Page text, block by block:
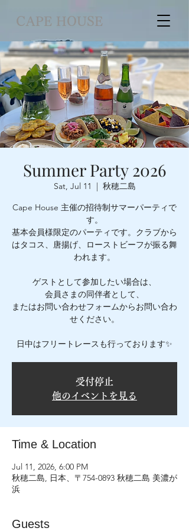
CAPE HOUSE
Summer Party 2026
Sat, Jul 11
  |
秋穂二島
Cape House 主催の招待制サマーパーティで
す。
基本会員様限定のパーティです。クラブから
はタコス、唐揚げ、ローストビーフが振る舞
われます。
ゲストとして参加したい場合は、
会員さまの同伴者として、
またはお問い合わせフォームからお問い合わ
せください。
日中はフリートレースも行っております✨
受付停止
他のイベントを見る
Time & Location
Jul 11, 2026, 6:00 PM
秋穂二島, 日本、〒754-0893 秋穂二島 美濃が
浜
Guests